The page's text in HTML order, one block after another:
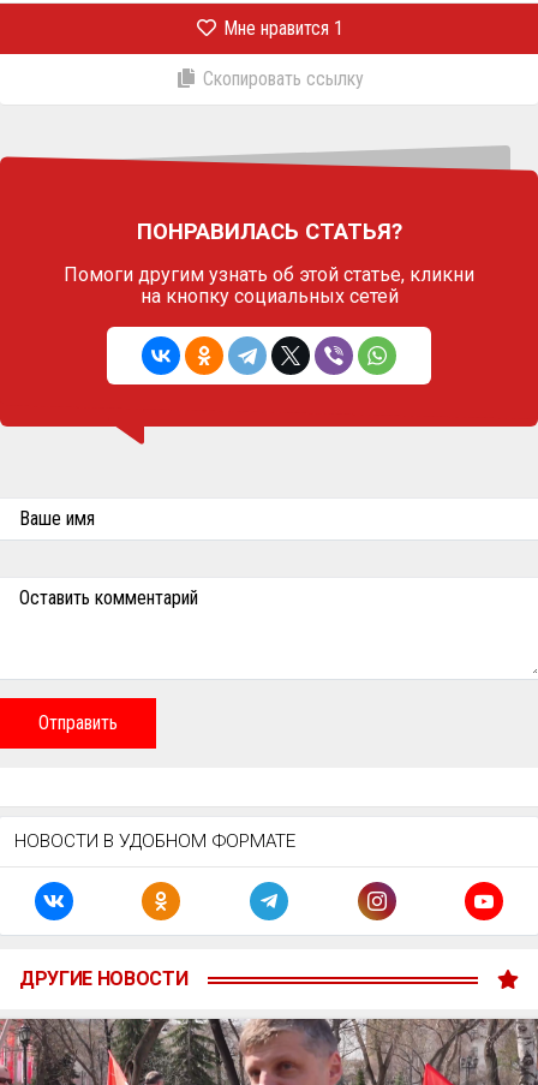
Мне нравится 1
Скопировать ссылку
ПОНРАВИЛАСЬ СТАТЬЯ?
Помоги другим узнать об этой статье, кликни
на кнопку социальных сетей
Ваше имя
Оставить комментарий
Отправить
НОВОСТИ В УДОБНОМ ФОРМАТЕ
ДРУГИЕ НОВОСТИ